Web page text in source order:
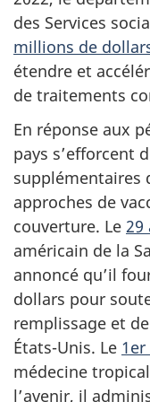
des Services
millions de
étendre et
de traitements
En réponse aux
pays s’efforcent
supplémentaires
approches de
couverture. Le 29
américain de la
annoncé qu’il
dollars pour
remplissage et
États-Unis. Le
médecine
l’avenir, il